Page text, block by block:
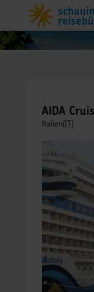
AIDA
Italien(IT)